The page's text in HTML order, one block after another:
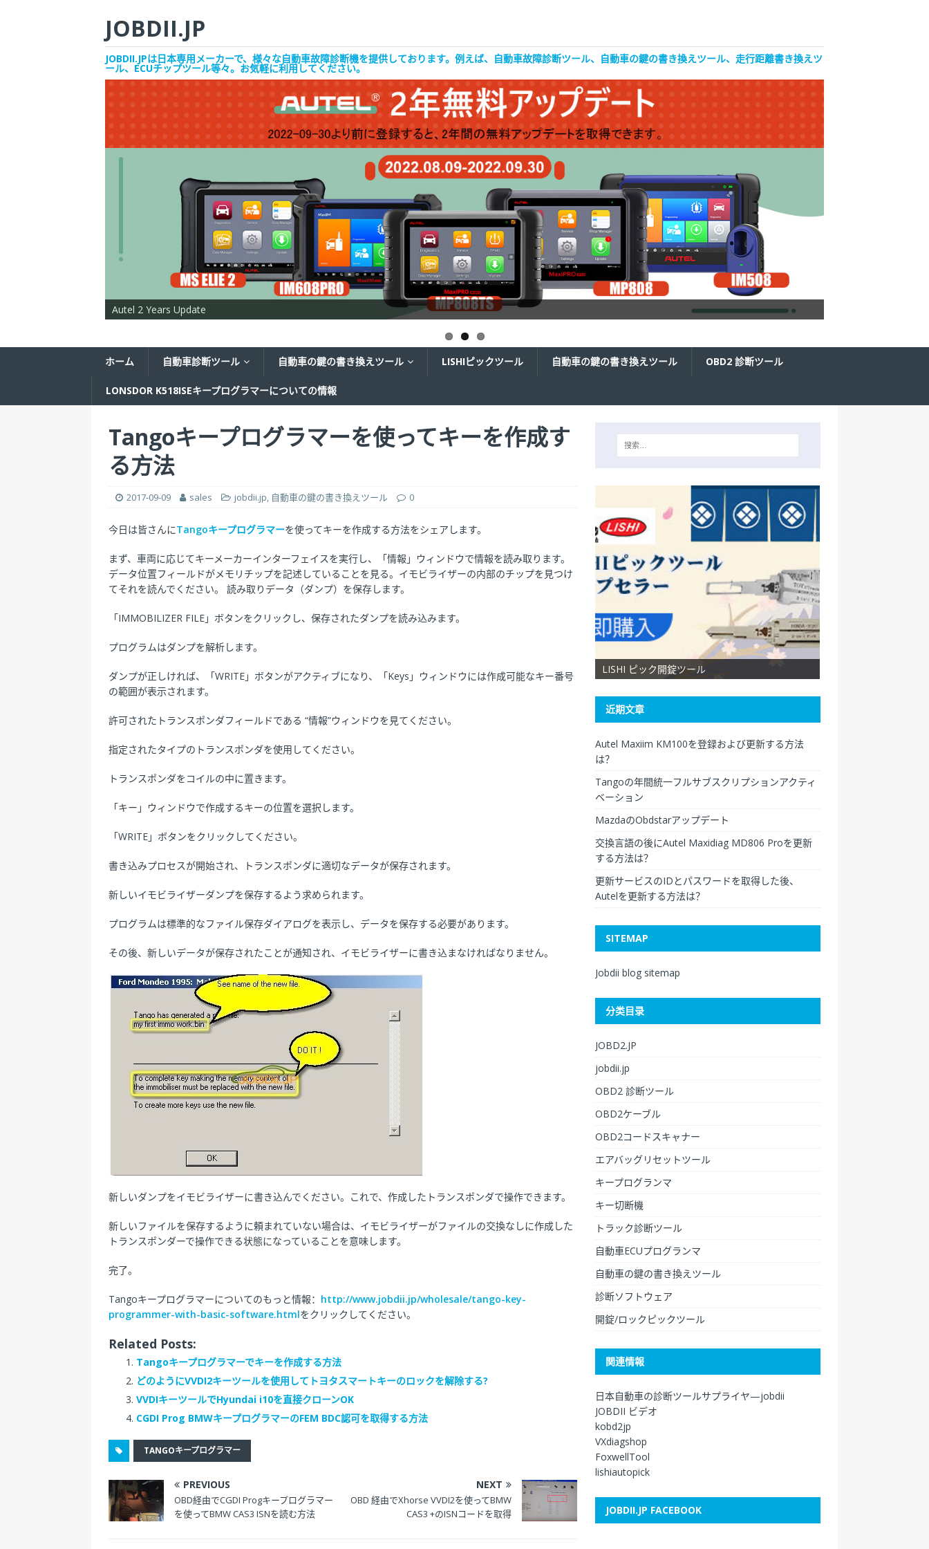
JOBDII.JP
JOBDII.JPは日本専用メーカーで、様々な自動車故障診断機を提供しております。例えば、自動車故障診断ツール、自動車の鍵の書き換えツール、走行距離書き換えツ
ール、ECUチップツール等々。お気軽に利用してください。
Autel 2 Years Update
ホーム 自動車診断ツール 自動車の鍵の書き換えツール LISHIピックツール 自動車の鍵の書き換えツール OBD2 診断ツール
LONSDOR K518ISEキープログラマーについての情報
Tangoキープログラマーを使ってキーを作成す
る方法
2017-09-09 sales jobdii.jp, 自動車の鍵の書き換えツール 0
今日は皆さんにTangoキープログラマーを使ってキーを作成する方法をシェアします。
まず、車両に応じてキーメーカーインターフェイスを実行し、「情報」ウィンドウで情報を読み取ります。
データ位置フィールドがメモリチップを記述していることを見る。イモビライザーの内部のチップを見つけ
てそれを読んでください。 読み取りデータ（ダンプ）を保存します。
「IMMOBILIZER FILE」ボタンをクリックし、保存されたダンプを読み込みます。
プログラムはダンプを解析します。
ダンプが正しければ、「WRITE」ボタンがアクティブになり、「Keys」ウィンドウには作成可能なキー番号
の範囲が表示されます。
許可されたトランスポンダフィールドである “情報”ウィンドウを見てください。
指定されたタイプのトランスポンダを使用してください。
トランスポンダをコイルの中に置きます。
「キー」ウィンドウで作成するキーの位置を選択します。
「WRITE」ボタンをクリックしてください。
書き込みプロセスが開始され、トランスポンダに適切なデータが保存されます。
新しいイモビライザーダンプを保存するよう求められます。
プログラムは標準的なファイル保存ダイアログを表示し、データを保存する必要があります。
その後、新しいデータが保存されたことが通知され、イモビライザーに書き込まなければなりません。
新しいダンプをイモビライザーに書き込んでください。これで、作成したトランスポンダで操作できます。
新しいファイルを保存するように頼まれていない場合は、イモビライザーがファイルの交換なしに作成した
トランスポンダーで操作できる状態になっていることを意味します。
完了。
Tangoキープログラマーについてのもっと情報： http://www.jobdii.jp/wholesale/tango-key-
programmer-with-basic-software.htmlをクリックしてください。
Related Posts:
Tangoキープログラマーでキーを作成する方法
どのようにVVDI2キーツールを使用してトヨタスマートキーのロックを解除する?
VVDIキーツールでHyundai i10を直接クローンOK
CGDI Prog BMWキープログラマーのFEM BDC認可を取得する方法
TANGOキープログラマー
PREVIOUS
OBD経由でCGDI Progキープログラマー
を使ってBMW CAS3 ISNを読む方法
NEXT
OBD 経由でXhorse VVDI2を使ってBMW
CAS3 +のISNコードを取得
LISHI ピック開錠ツール XHORSE VVDI Key Tool Max Pro LISHI ピック開錠ツール
近期文章
Autel Maxiim KM100を登録および更新する方法
は？
Tangoの年間統一フルサブスクリプションアクティ
ベーション
MazdaのObdstarアップデート
交換言語の後にAutel Maxidiag MD806 Proを更新
する方法は？
更新サービスのIDとパスワードを取得した後、
Autelを更新する方法は？
SITEMAP
Jobdii blog sitemap
分类目录
JOBD2.JP
jobdii.jp
OBD2 診断ツール
OBD2ケーブル
OBD2コードスキャナー
エアバッグリセットツール
キープログランマ
キー切断機
トラック診断ツール
自動車ECUプログランマ
自動車の鍵の書き換えツール
診断ソフトウェア
開錠/ロックピックツール
関連情報
日本自動車の診断ツールサプライヤ—jobdii
JOBDII ビデオ
kobd2jp
VXdiagshop
FoxwellTool
lishiautopick
JOBDII.JP FACEBOOK